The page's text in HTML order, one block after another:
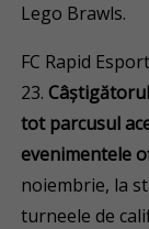
Lego Brawls.
FC Rapid
23.
tot parcusul
evenimentele
noiembrie, la
turneele de